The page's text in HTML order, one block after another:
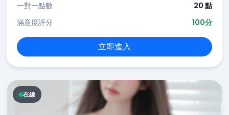
一對一點數
20 點
滿意度評分
100分
立即進入
在線